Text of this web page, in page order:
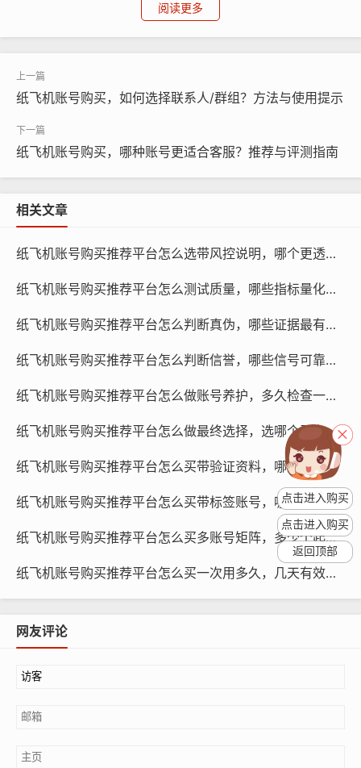
16888.com
互动性：用户之间的互动是提升账号活跃度的重要途径，
购买纸飞机账号的用户需要注重与粉丝的互动，及时回复
推广策略：纸飞机账号的推广策略包括广告投放、合作推
广等，购买纸飞机账号的用户需要根据自身需求和目标，
制定合适的推广策略。
购买纸飞机账号后,多少天内能稳定运营呢？这主要取决于
以下几个因素： 质量：优质的内容创作需要一定的时间积
累，购买纸飞机账号的用户需要提前规划内容创作，并投
阅读更多
纸飞机账号购买，如何选择联系人/群组？方法与使用提示
纸飞机账号购买，哪种账号更适合客服？推荐与评测指南
相关文章
纸飞机账号购买推荐平台怎么选带风控说明，哪个更透明与对比评测指南
纸飞机账号购买推荐平台怎么测试质量，哪些指标量化与对比评测教程指南
纸飞机账号购买推荐平台怎么判断真伪，哪些证据最有用与为何要看资质指南
纸飞机账号购买推荐平台怎么判断信誉，哪些信号可靠与对比推荐指南
纸飞机账号购买推荐平台怎么做账号养护，多久检查一次与为何需要维护学习
纸飞机账号购买推荐平台怎么做最终选择，选哪个平台最省心与指南学习评测对比
纸飞机账号购买推荐平台怎么买带验证资料，哪些类型最常见与为何选择指南
纸飞机账号购买推荐平台怎么买带标签账号，哪些标签有用与怎么用引导教程
纸飞机账号购买推荐平台怎么买多账号矩阵，多少个起步与策略方法指南
纸飞机账号购买推荐平台怎么买一次用多久，几天有效怎么规划与使用提示
网友评论
点击进入购买
点击进入购买
返回顶部